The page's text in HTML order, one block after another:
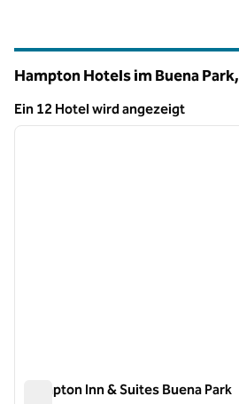
Hampton Hotels im Buena Park,
Ein 12 Hotel wird angezeigt
Ein 12 Hotel wird angezeigt
1 von 12
Hampton Inn & Suites Buena Park